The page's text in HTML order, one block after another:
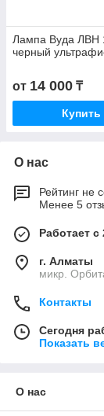
Лампа Вуда ЛВН
черный
от 14 000 ₸
Купить
О нас
Рейтинг не
Менее 5
Работает с
г. Алматы
микр.
Контакты
Сегодня
Показать
О нас